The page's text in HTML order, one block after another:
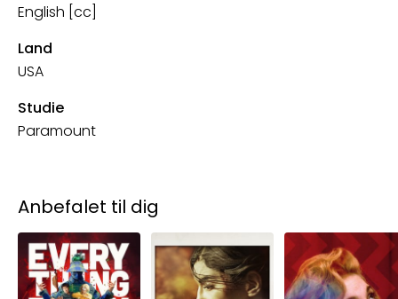
English [cc]
Land
USA
Studie
Paramount
Anbefalet til dig